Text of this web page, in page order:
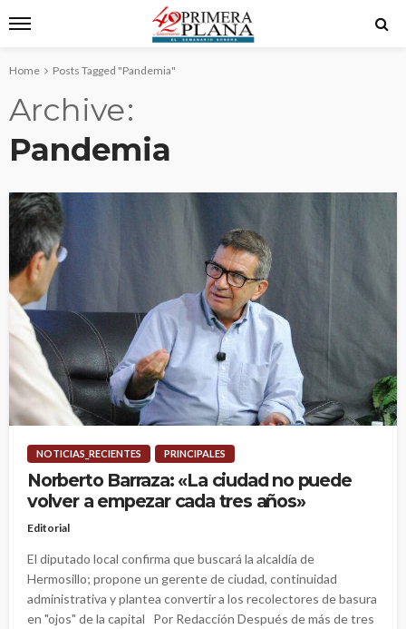
Home Posts Tagged "Pandemia"
Archive
Pandemia
NOTICIAS_RECIENTES PRINCIPALES
Norberto Barraza: «La ciudad no puede
volver a empezar cada tres años»
Editorial
El diputado local confirma que buscará la alcaldía de
Hermosillo; propone un gerente de ciudad, continuidad
administrativa y plantea convertir a los recolectores de basura
en "ojos" de la capital Por Redacción Después de más de tres